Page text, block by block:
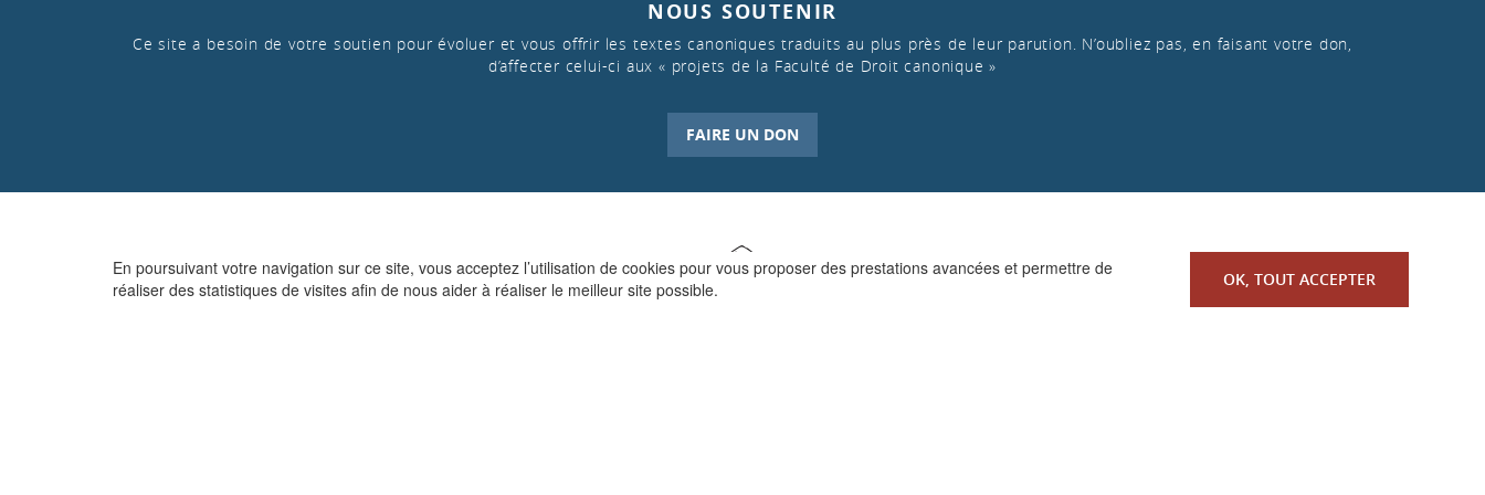
En poursuivant votre navigation sur ce site, vous acceptez l’utilisation de cookies pour vous proposer des prestations avancées et permettre de
réaliser des statistiques de visites afin de nous aider à réaliser le meilleur site possible.
OK, TOUT ACCEPTER
NOUS SOUTENIR
Ce site a besoin de votre soutien pour évoluer et vous offrir les textes canoniques traduits au plus près de leur parution. N’oubliez pas, en faisant votre don,
d’affecter celui-ci aux « projets de la Faculté de Droit canonique »
FAIRE UN DON